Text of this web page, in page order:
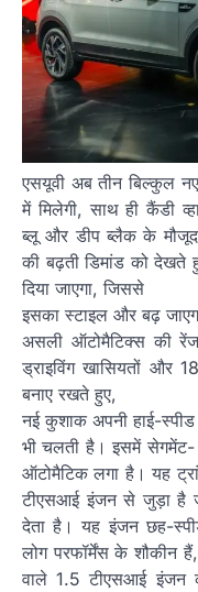
एसयूवी अब तीन बिल्कुल
में मिलेगी, साथ ही कैंडी
ब्लू और डीप ब्लैक के
की बढ़ती डिमांड को देखते
दिया जाएगा, जिससे
इसका स्टाइल और बढ़
असली ऑटोमैटिक्स की
ड्राइविंग खासियतों और
बनाए रखते हुए,
नई कुशाक अपनी हाई-
भी चलती है। इसमें सेगमेंट-
ऑटोमैटिक लगा है। यह
टीएसआई इंजन से जुड़ा है
देता है। यह इंजन छह-
लोग परफॉर्मेंस के शौकीन
वाले 1.5 टीएसआई